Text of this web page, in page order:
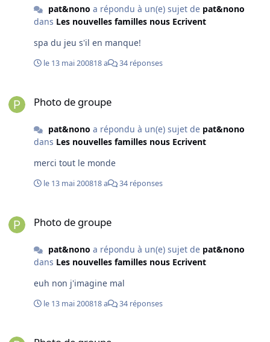
pat&nono a répondu à un(e) sujet de pat&nono
dans Les nouvelles familles nous Ecrivent
spa du jeu s'il en manque!
le 13 mai 200818 a 34 réponses
Photo de groupe
pat&nono a répondu à un(e) sujet de pat&nono
dans Les nouvelles familles nous Ecrivent
merci tout le monde
le 13 mai 200818 a 34 réponses
Photo de groupe
pat&nono a répondu à un(e) sujet de pat&nono
dans Les nouvelles familles nous Ecrivent
euh non j'imagine mal
le 13 mai 200818 a 34 réponses